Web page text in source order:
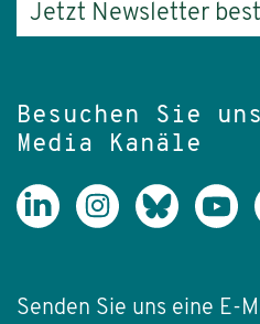
Jetzt Newsletter
Besuchen Sie
Media Kanäle
Senden Sie uns eine E-